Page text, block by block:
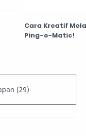
Cara Kreatif
Ping-o-Matic!